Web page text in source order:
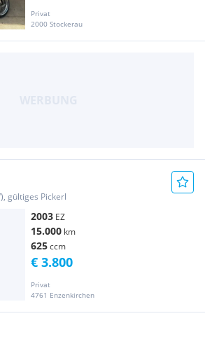
Privat
2000 Stockerau
gültiges Pickerl
2003 EZ
15.000 km
625ccm
Privat
4761 Enzenkirchen
€ 3.800